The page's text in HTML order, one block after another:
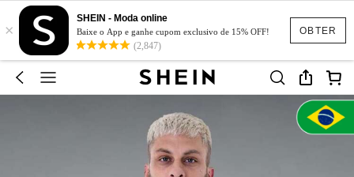
OBTER
×
SHEIN - Moda online
Baixe o App e ganhe cupom exclusivo de 15% OFF!
(2,847)